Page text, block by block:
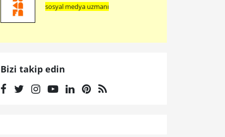
sosyal medya uzmanı
Bizi takip edin